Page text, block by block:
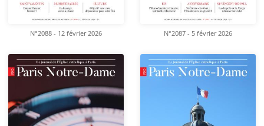
N°2088 - 12 février 2026 N°2087 - 5 février 2026